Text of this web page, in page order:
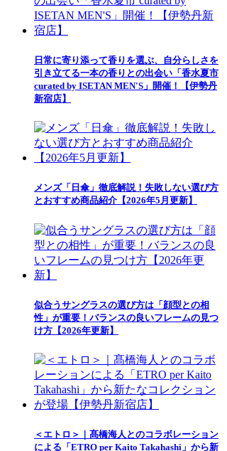
日常に寄り添って香りを選ぶ、自分らしさを
引き立てる一本の香りとの出会い「香水夏市
curated by ISETAN MEN'S」開催！【伊勢丹
新宿店】
メンズ「日傘」徹底解説！失敗しない選び方
とおすすめ商品紹介【2026年5月更新】
似合うサングラスの選び方は「顔型との相
性」が重要！バランスの良いフレームの見つ
け方【2026年更新】
＜エトロ＞｜髙橋海人とのコラボレーション
による「ETRO per Kaito Takahashi」から新